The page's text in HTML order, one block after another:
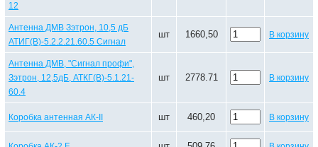
12
Антенна ДМВ Зэтрон, 10,5 дБ
АТИГ(В)-5.2.2.21.60.5 Сигнал
шт 1660,50 В корзину
Антенна ДМВ, "Сигнал профи",
Зэтрон, 12,5дБ, АТКГ(В)-5.1.21-
60.4
шт 2778.71 В корзину
Коробка антенная АК-II шт 460,20 В корзину